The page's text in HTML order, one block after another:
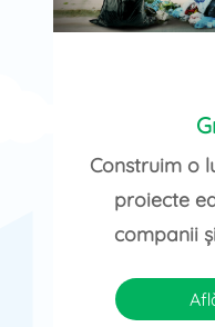
Construim o
proiecte
companii